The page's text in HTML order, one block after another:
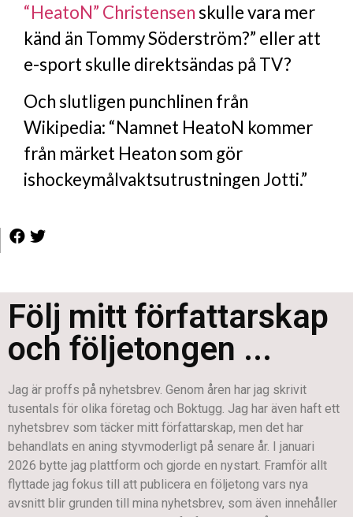
“HeatoN” Christensenskulle vara mer
känd än Tommy Söderström?” eller att
e-sport skulle direktsändas på TV?
Och slutligen punchlinen från
Wikipedia: “Namnet HeatoN kommer
från märket Heaton som gör
ishockeymålvaktsutrustningen Jotti.”
Följ mitt författarskap
och följetongen ...
Jag är proffs på nyhetsbrev. Genom åren har jag skrivit
tusentals för olika företag och Boktugg. Jag har även haft ett
nyhetsbrev som täcker mitt författarskap, men det har
behandlats en aning styvmoderligt på senare år. I januari
2026 bytte jag plattform och gjorde en nystart. Framför allt
flyttade jag fokus till att publicera en följetong vars nya
avsnitt blir grunden till mina nyhetsbrev, som även innehåller